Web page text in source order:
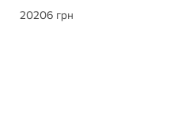
20206 грн